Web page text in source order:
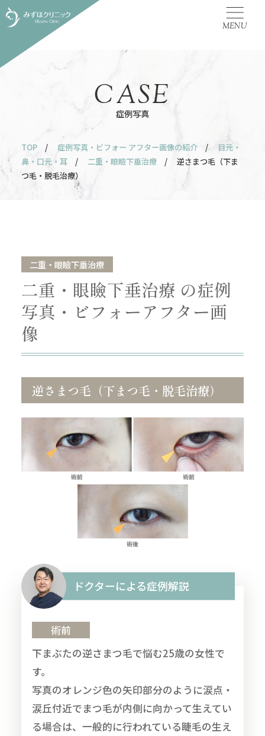
MENU
症例写真
CASE
TOP / 症例写真・ビフォー アフター画像の紹介 /
目元・
鼻・口元・耳
/ 二重・眼瞼下垂治療
/ 逆さまつ毛（下ま
つ毛・脱毛治療）
二重・眼瞼下垂治療
二重・眼瞼下垂治療 の症例
写真・ビフォーアフター画
像
逆さまつ毛（下まつ毛・脱毛治療）
ドクターによる症例解説
術前
下まぶたの逆さまつ毛で悩む25歳の女性で
す。
写真のオレンジ色の矢印部分のように涙点・
涙丘付近でまつ毛が内側に向かって生えてい
る場合は、一般的に行われている睫毛の生え